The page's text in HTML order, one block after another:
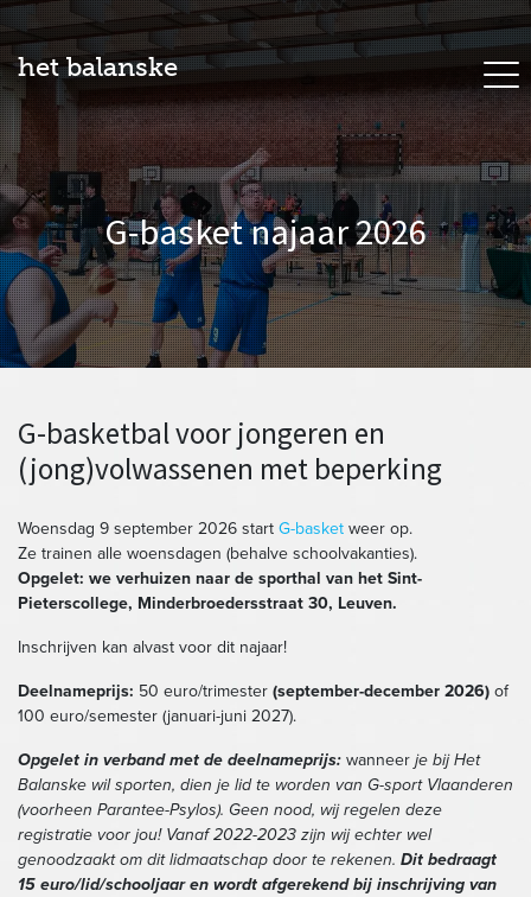
het balanske
G-basket najaar 2026
G-basketbal voor jongeren en
(jong)volwassenen met beperking
Woensdag 9 september 2026 start G-basket weer op.
Ze trainen alle woensdagen (behalve schoolvakanties).
Opgelet: we verhuizen naar de sporthal van het Sint-
Pieterscollege, Minderbroedersstraat 30, Leuven.
Inschrijven kan alvast voor dit najaar!
Deelnameprijs: 50 euro/trimester (september-december 2026) of
100 euro/semester (januari-juni 2027).
Opgelet in verband met de deelnameprijs: wanneer je bij Het
Balanske wil sporten, dien je lid te worden van G-sport Vlaanderen
(voorheen Parantee-Psylos). Geen nood, wij regelen deze
registratie voor jou! Vanaf 2022-2023 zijn wij echter wel
genoodzaakt om dit lidmaatschap door te rekenen. Dit bedraagt ​​
15 euro/lid/schooljaar en wordt afgerekend bij inschrijving van